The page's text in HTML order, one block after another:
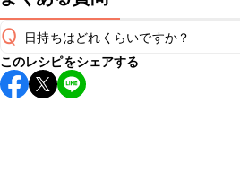
Q 日持ちはどれくらいですか？
保存期間は常温で翌日中が目安です
し上がりください。
このレシピをシェアする